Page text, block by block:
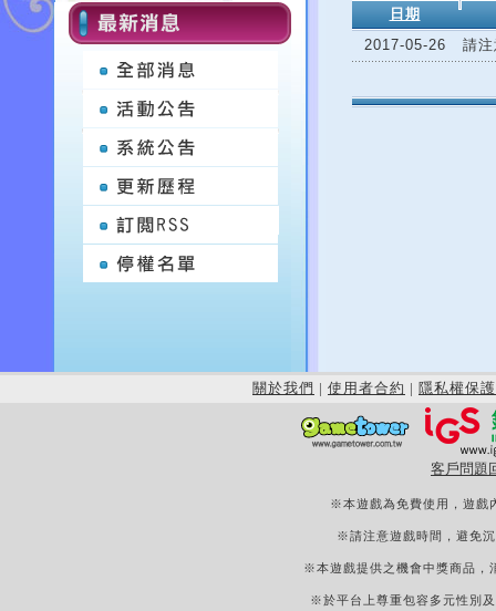
日期
2017-05-26
請
關於我們 | 使用者合約 | 隱私權保護
客戶問題
※本遊戲為免費使用，遊戲
※請注意遊戲時間，避免
※本遊戲提供之機會中獎商品，
※於平台上尊重包容多元性別